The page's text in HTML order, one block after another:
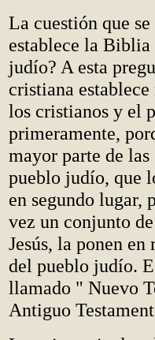
La cuestión que
establece la
judío? A esta
cristiana
los cristianos y el
primeramente,
mayor parte de
pueblo judío, que
en segundo lugar,
vez un conjunto
Jesús, la ponen
del pueblo judío.
llamado " Nuevo
Antiguo